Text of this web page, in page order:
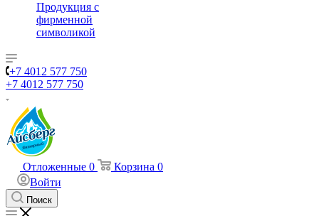
Продукция с
фирменной
символикой
+7 4012 577 750
+7 4012 577 750
Отложенные 0 Корзина 0
Войти
Поиск